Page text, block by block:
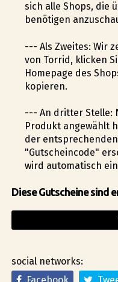
sich alle Shops, die
benötigen
--- Als Zweites: Wir
von Torrid, klicken
Homepage des
kopieren.
--- An dritter Stelle:
Produkt angewählt
der
"Gutscheincode"
wird automatisch
Diese Gutscheine sind
social networks: